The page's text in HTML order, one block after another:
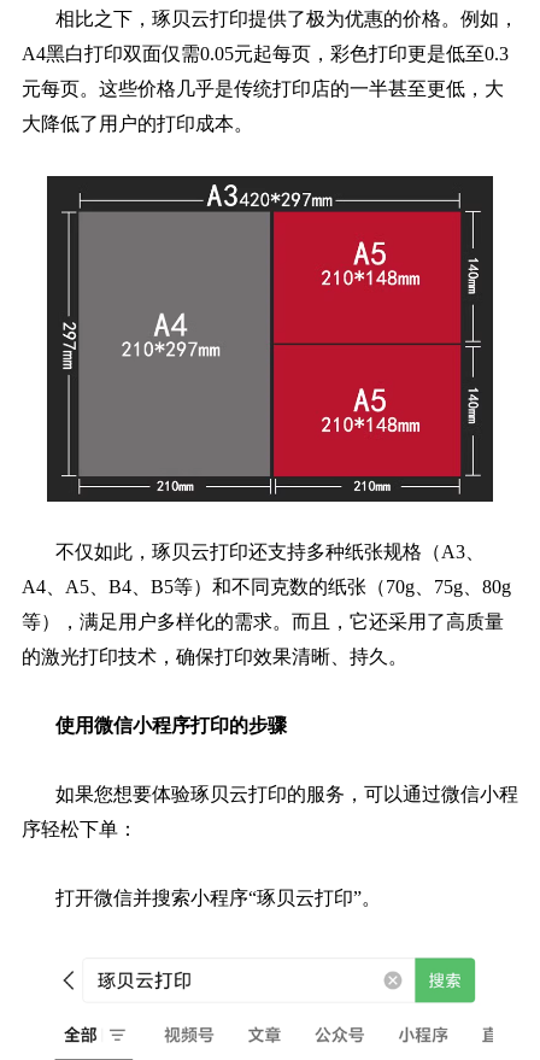
相比之下，琢贝云打印提供了极为优惠的价格。例如，
A4黑白打印双面仅需0.05元起每页，彩色打印更是低至0.3
元每页。这些价格几乎是传统打印店的一半甚至更低，大
大降低了用户的打印成本。
不仅如此，琢贝云打印还支持多种纸张规格（A3、
A4、A5、B4、B5等）和不同克数的纸张（70g、75g、80g
等），满足用户多样化的需求。而且，它还采用了高质量
的激光打印技术，确保打印效果清晰、持久。
使用微信小程序打印的步骤
如果您想要体验琢贝云打印的服务，可以通过微信小程
序轻松下单：
打开微信并搜索小程序“琢贝云打印”。